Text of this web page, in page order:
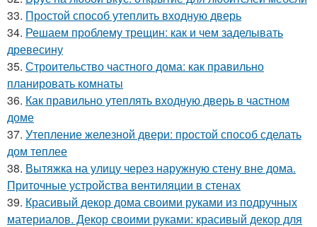
33. Простой способ утеплить входную дверь
34. Решаем проблему трещин: как и чем заделывать
древесину
35. Строительство частного дома: как правильно
планировать комнаты
36. Как правильно утеплять входную дверь в частном
доме
37. Утепление железной двери: простой способ сделать
дом теплее
38. Вытяжка на улицу через наружную стену вне дома.
Приточные устройства вентиляции в стенах
39. Красивый декор дома своими руками из подручных
материалов. Декор своими руками: красивый декор для